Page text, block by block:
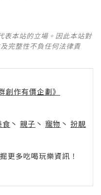
表本站的立場。因此本站對
完整性不負任何法律責
創作有價企劃》
食 丶 親子 丶 寵物 丶 扮靚
更多吃喝玩樂資訊！